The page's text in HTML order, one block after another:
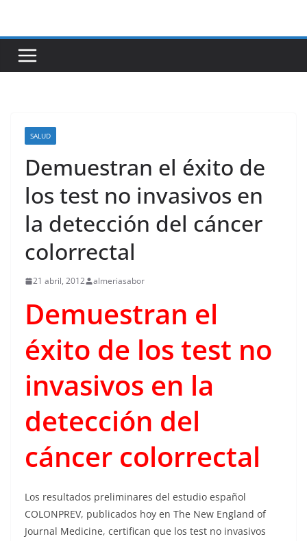
SALUD
Demuestran el éxito de
los test no invasivos en
la detección del cáncer
colorrectal
21 abril, 2012 almeriasabor
Demuestran el
éxito de los test no
invasivos en la
detección del
cáncer colorrectal
Los resultados preliminares del estudio español
COLONPREV, publicados hoy en The New England of
Journal Medicine, certifican que los test no invasivos